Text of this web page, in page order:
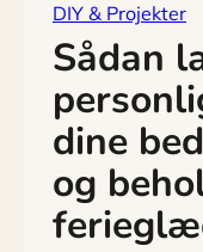
DIY & Projekter
Sådan
dine
og